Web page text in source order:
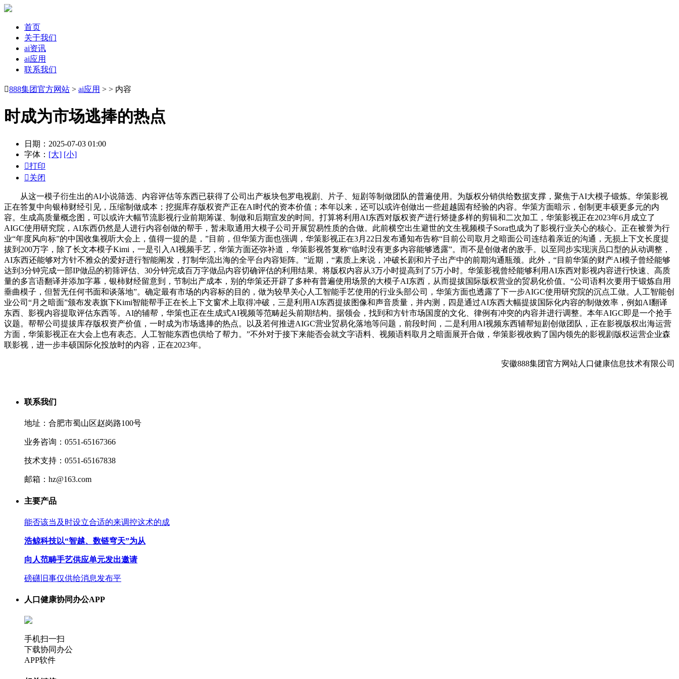
首页
关于我们
ai资讯
ai应用
联系我们
888集团官方网站 > ai应用 > > 内容
时成为市场逃捧的热点
日期：2025-07-03 01:00
字体： [大] [小]
打印
关闭
从这一模子衍生出的AI小说筛选、内容评估等东西已获得了公司出产板块包罗电视剧、片子、短剧等制做团队的普遍使用。为版权分销供给数据支撑，聚焦于AI大模子锻炼。华策影视
正在答复中向银柿财经引见，压缩制做成本；挖掘库存版权资产正在AI时代的资本价值；本年以来，还可以或许创做出一些超越固有经验的内容。华策方面暗示，创制更丰硕更多元的内
容。生成高质量概念图，可以或许大幅节流影视行业前期筹谋、制做和后期宣发的时间。打算将利用AI东西对版权资产进行矫捷多样的剪辑和二次加工，华策影视正在2023年6月成立了
AIGC使用研究院，AI东西仍然是人进行内容创做的帮手，暂未取通用大模子公司开展贸易性质的合做。此前横空出生避世的文生视频模子Sora也成为了影视行业关心的核心。正在被誉为行
业“年度风向标”的中国收集视听大会上，值得一提的是，”目前，但华策方面也强调，华策影视正在3月22日发布通知布告称“目前公司取月之暗面公司连结着亲近的沟通，无损上下文长度提
拔到200万字，除了长文本模子Kimi，一是引入AI视频手艺，华策方面还弥补道，华策影视答复称“临时没有更多内容能够透露”。而不是创做者的敌手。以至同步实现演员口型的从动调整，
AI东西还能够对方针不雅众的爱好进行智能阐发，打制华流出海的全平台内容矩阵。”近期，“素质上来说，冲破长剧和片子出产中的前期沟通瓶颈。此外，“目前华策的财产AI模子曾经能够
达到3分钟完成一部IP做品的初筛评估、30分钟完成百万字做品内容切确评估的利用结果。将版权内容从3万小时提高到了5万小时。华策影视曾经能够利用AI东西对影视内容进行快速、高质
量的多言语翻译并添加字幕，银柿财经留意到，节制出产成本，别的华策还开辟了多种有普遍使用场景的大模子AI东西，从而提拔国际版权营业的贸易化价值。“公司语料次要用于锻炼自用
垂曲模子，但暂无任何书面和谈落地”。确定最有市场的内容标的目的，做为较早关心人工智能手艺使用的行业头部公司，华策方面也透露了下一步AIGC使用研究院的沉点工做。人工智能创
业公司“月之暗面”颁布发表旗下Kimi智能帮手正在长上下文窗术上取得冲破，三是利用AI东西提拔图像和声音质量，并内测，四是通过AI东西大幅提拔国际化内容的制做效率，例如AI翻译
东西、影视内容提取评估东西等。AI的辅帮，华策也正在生成式AI视频等范畴起头前期结构。据领会，找到和方针市场国度的文化、律例有冲突的内容并进行调整。本年AIGC即是一个抢手
议题。帮帮公司提拔库存版权资产价值，一时成为市场逃捧的热点。以及若何推进AIGC营业贸易化落地等问题，前段时间，二是利用AI视频东西辅帮短剧创做团队，正在影视版权出海运营
方面，华策影视正在大会上也有表态。人工智能东西也供给了帮力。”不外对于接下来能否会就文字语料、视频语料取月之暗面展开合做，华策影视收购了国内领先的影视剧版权运营企业森
联影视，进一步丰硕国际化投放时的内容，正在2023年。
安徽888集团官方网站人口健康信息技术有限公司
联系我们
地址：合肥市蜀山区赵岗路100号
业务咨询：0551-65167366
技术支持：0551-65167838
邮箱：hz@163.com
主要产品
能否该当及时设立合适的来调控这术的成
浩鲸科技以“智越、数链穹天”为从
向人范畴手艺供应单元发出邀请
磅礴旧事仅供给消息发布平
人口健康协同办公APP
手机扫一扫
下载协同办公
APP软件